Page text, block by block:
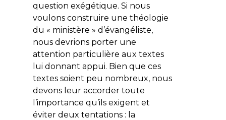
question exégétique. Si nous
voulons construire une théologie
du « ministère » d’évangéliste,
nous devrions porter une
attention particulière aux textes
lui donnant appui. Bien que ces
textes soient peu nombreux, nous
devons leur accorder toute
l’importance qu’ils exigent et
éviter deux tentations : la